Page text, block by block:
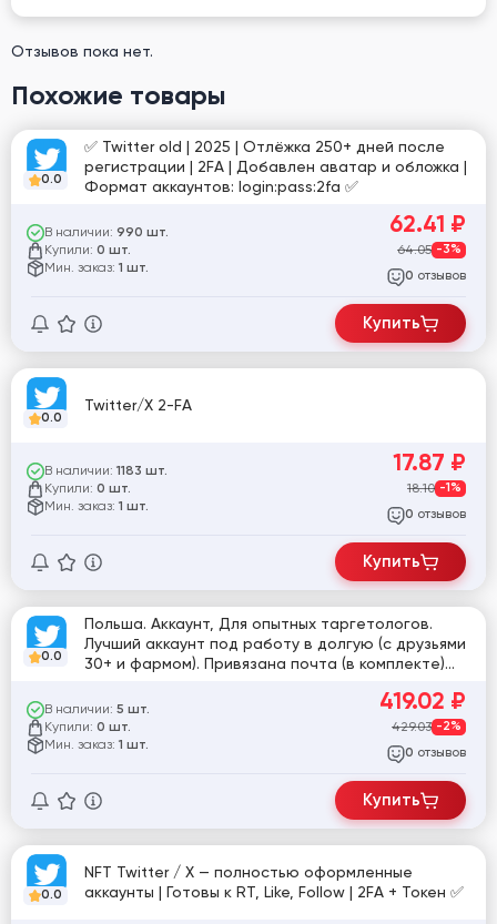
Отзывов пока нет.
Похожие товары
0.0
✅ Twitter old | 2025 | Отлёжка 250+ дней после
регистрации | 2FA | Добавлен аватар и обложка |
Формат аккаунтов: login:pass:2fa ✅
В наличии: 990 шт.
Купили: 0 шт.
Мин. заказ: 1 шт.
62.41 ₽
64.05 -3%
0 отзывов
Купить
0.0
Twitter/X 2-FA
В наличии: 1183 шт.
Купили: 0 шт.
Мин. заказ: 1 шт.
17.87 ₽
18.10 -1%
0 отзывов
Купить
0.0
Польша. Аккаунт, Для опытных таргетологов.
Лучший аккаунт под работу в долгую (с друзьями
30+ и фармом). Привязана почта (в комплекте)
В наличии: 5 шт.
Купили: 0 шт.
Мин. заказ: 1 шт.
419.02 ₽
429.03 -2%
0 отзывов
Купить
0.0
NFT Twitter / X — полностью оформленные
аккаунты | Готовы к RT, Like, Follow | 2FA + Токен ✅